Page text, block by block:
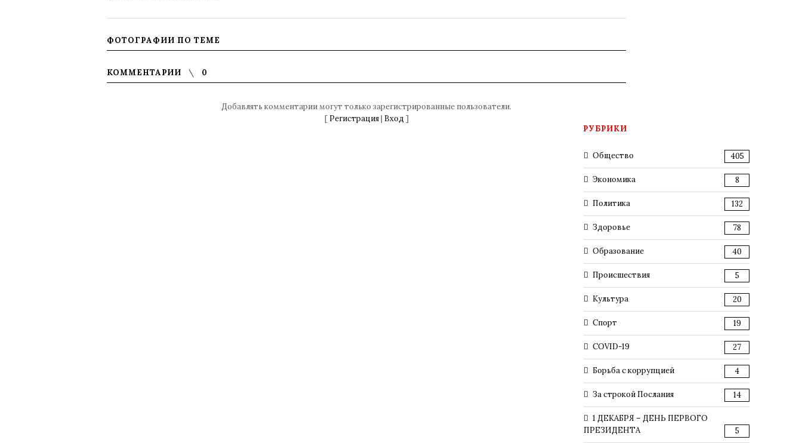
ФОТОГРАФИИ ПО ТЕМЕ
КОММЕНТАРИИ 0
Добавлять комментарии могут только зарегистрированные пользователи.
[ Регистрация| Вход ]
РУБРИКИ
Общество 405
Экономика 8
Политика 132
Здоровье 78
Образование 40
Происшествия 5
Культура 20
Спорт 19
COVID-19 27
Борьба с коррупцией 4
За строкой Послания 14
1 ДЕКАБРЯ – ДЕНЬ ПЕРВОГО
ПРЕЗИДЕНТА
5